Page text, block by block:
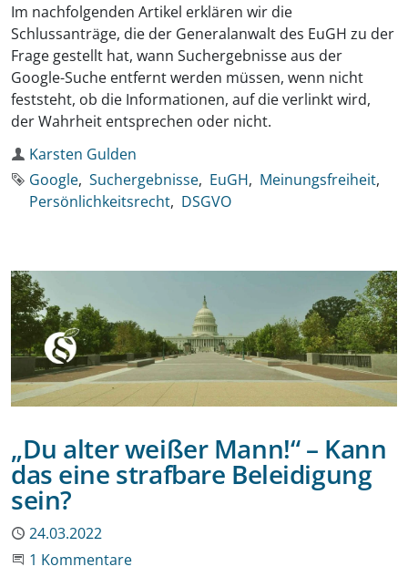
Im nachfolgenden Artikel erklären wir die
Schlussanträge, die der Generalanwalt des EuGH zu der
Frage gestellt hat, wann Suchergebnisse aus der
Google-Suche entfernt werden müssen, wenn nicht
feststeht, ob die Informationen, auf die verlinkt wird,
der Wahrheit entsprechen oder nicht.
Autor
Karsten Gulden
Schlagworte
Google Suchergebnisse EuGH
Meinungsfreiheit
Persönlichkeitsrecht DSGVO
„Du alter weißer Mann!“ – Kann
das eine strafbare Beleidigung
sein?
Publiziert
24.03.2022
An der Unterhaltung teilnehmen
1 Kommentare